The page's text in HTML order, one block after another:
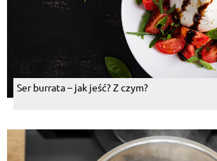
Ser burrata – jak jeść? Z czym?